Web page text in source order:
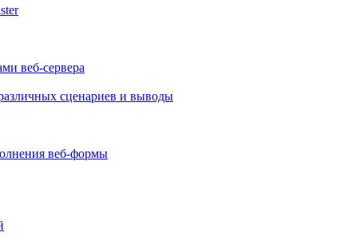
веб-сервера
сценариев и выводы
веб-формы